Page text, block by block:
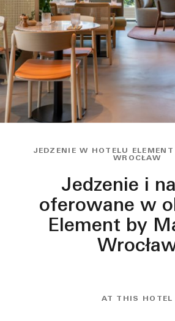
JEDZENIE W HOTELU
WROCŁAW
Jedzenie i
oferowane w
Element by
AT THIS HOTEL